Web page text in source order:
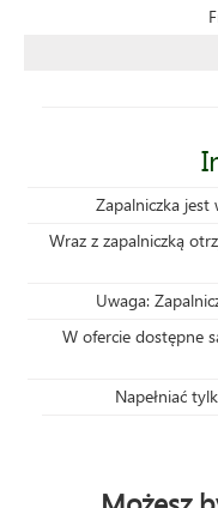
Zapalniczka
Wraz z zapalniczką
Uwaga:
W ofercie dostępne
Napełniać